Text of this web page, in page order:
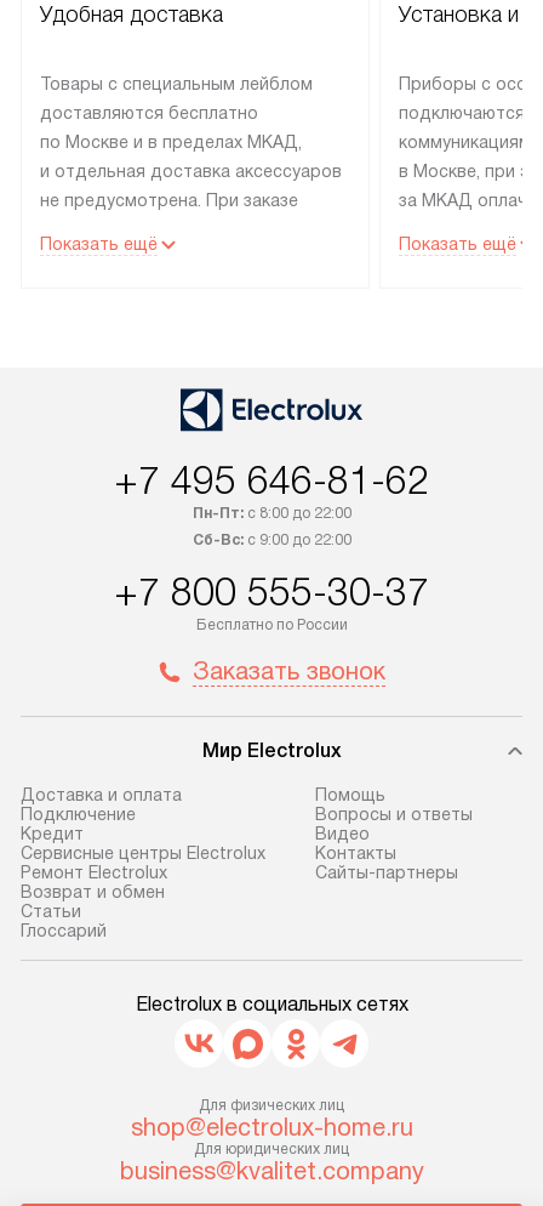
Удобная доставка
Товары с специальным лейблом
доставляются бесплатно
по Москве и в пределах МКАД,
и отдельная доставка аксессуаров
не предусмотрена. При заказе
рекомендуем обсудить
в течение трех дней. Если вам
интересен товар «Под заказ»,
обсудите возможность его
приобретения с менеджером сайта.
Товары с специальным лейблом
доставляются бесплатно
по Москве в пределах МКАД,
и отдельная доставка аксессуаров
не предусмотрена. После 100%
предоплаты мы бесплатно
до представительства
транспортной компании в г. Москва.
доставки у менеджера при
оформлении заказа.
В оговоренный день служба
доставки доставит упакованный
прибор до двери или прихожей.
прибор до места установки,
пожалуйста, предварительно
уточните это с менеджером.
дополнительная плата. Важно
учитывать, что если размеры
прибора не позволяют ему пройти
Показать ещё
Установка и
Приборы с
подключаются к
коммуникациям
в Москве, при
за МКАД
партнера
прайсу. Сервис
гарантию 1 год
установление,
и регулярное
ошибки и
Готовые
от категории,
к воде, крана и
соединение
коммуникациям,
В стандартную
Показать ещё
+7 495 646-81-62
Пн-Пт:с 8:00 до 22:00
Сб-Вс:с 9:00 до 22:00
+7 800 555-30-37
Бесплатно по России
Заказать звонок
Мир Electrolux
Доставка и оплата
Подключение
Кредит
Сервисные центры Electrolux
Ремонт Electrolux
Возврат и обмен
Cтатьи
Глоссарий
Помощь
Вопросы и ответы
Видео
Контакты
Сайты-партнеры
Electrolux в социальных сетях
Для физических лиц
shop@electrolux-home.ru
Для юридических лиц
business@kvalitet.company